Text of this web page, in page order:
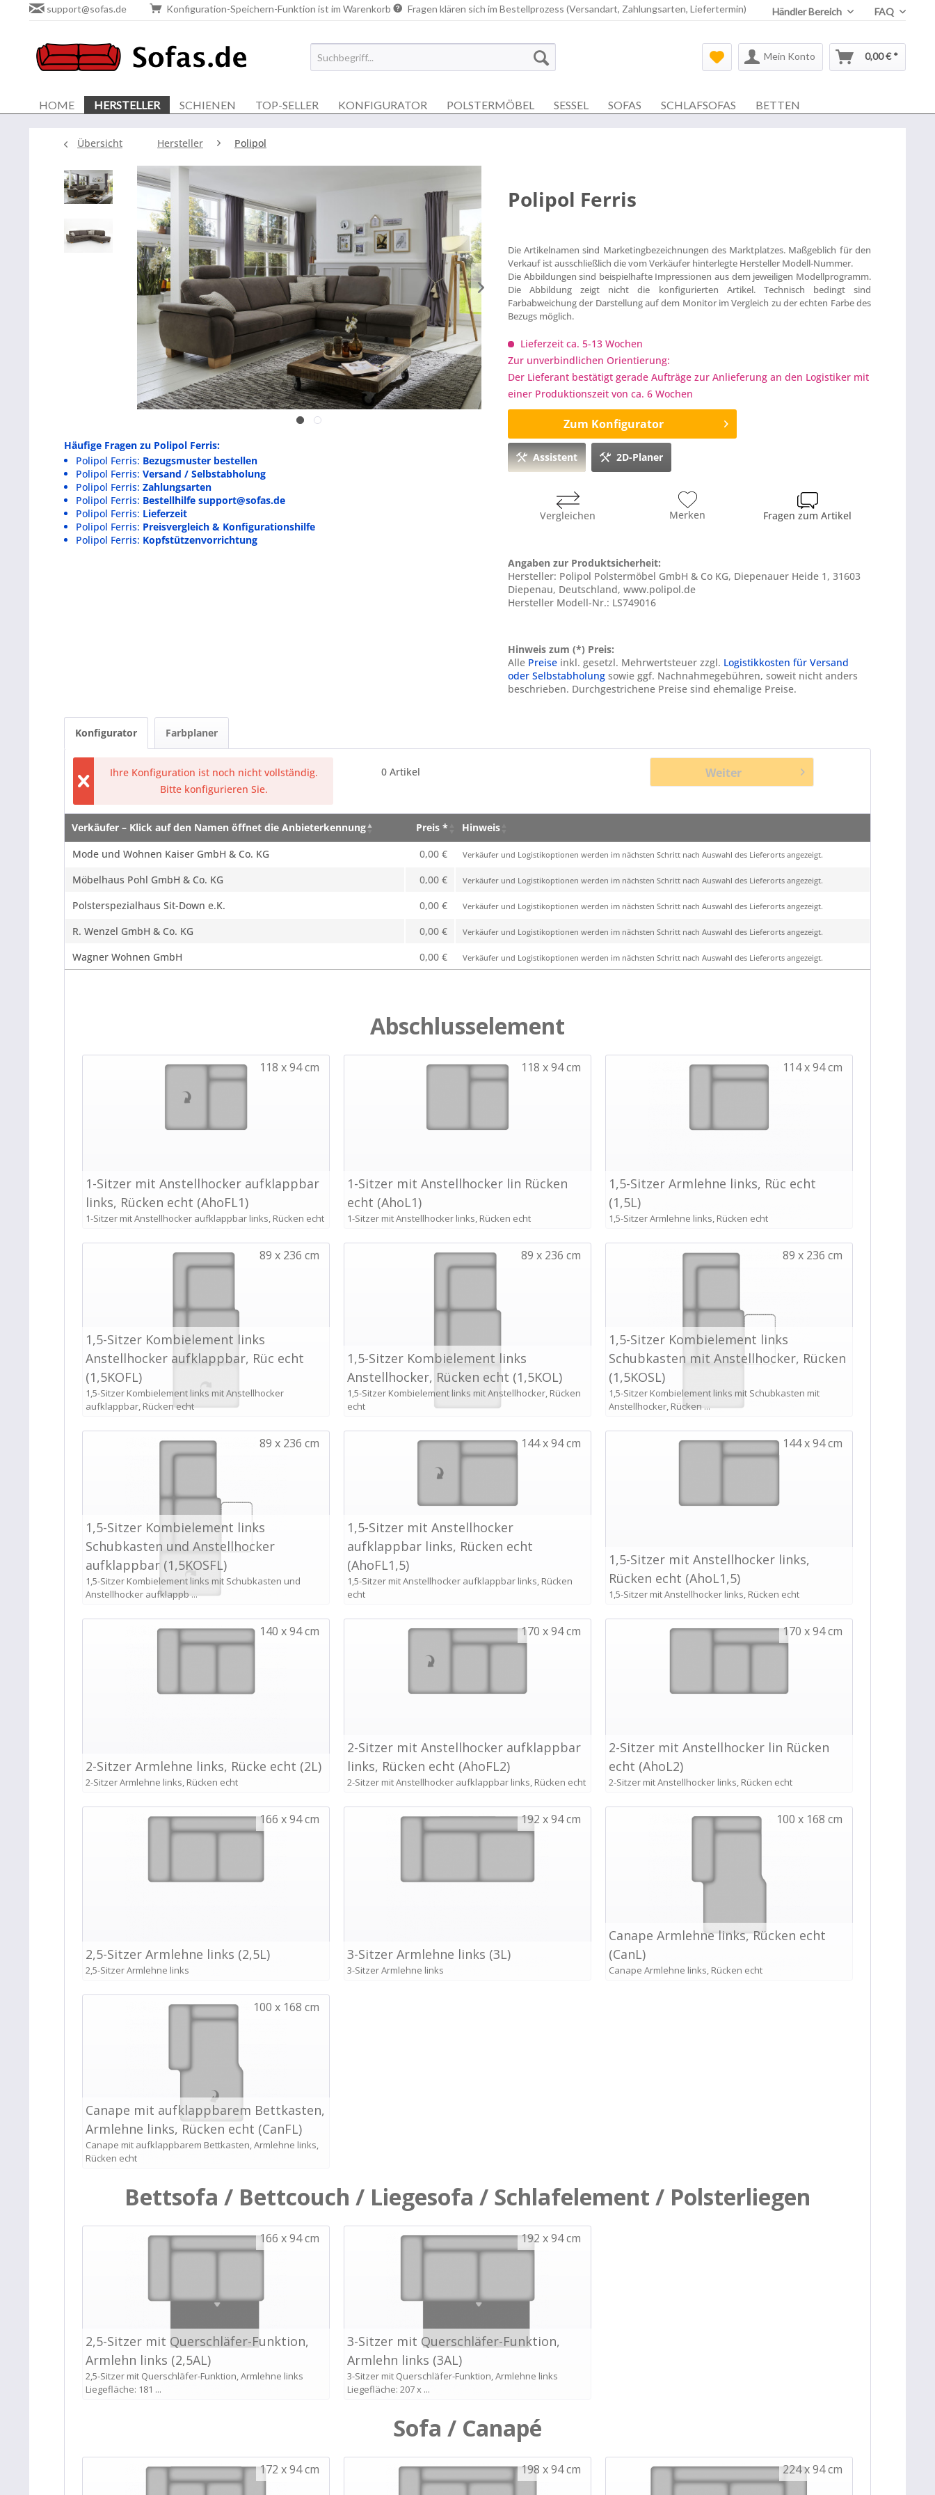
support@sofas.de Konfiguration-Speichern-Funktion ist im Warenkorb Fragen klären sich im Bestellprozess (Versandart, Zahlungsarten, Liefertermin) Händler Bereich FAQ
Mein Konto 0,00 € *
HOME HERSTELLER SCHIENEN TOP-SELLER KONFIGURATOR POLSTERMÖBEL SESSEL SOFAS SCHLAFSOFAS BETTEN
Übersicht Hersteller Polipol
Häufige Fragen zu Polipol Ferris:
Polipol Ferris: Bezugsmuster bestellen
Polipol Ferris: Versand / Selbstabholung
Polipol Ferris: Zahlungsarten
Polipol Ferris: Bestellhilfe support@sofas.de
Polipol Ferris: Lieferzeit
Polipol Ferris: Preisvergleich & Konfigurationshilfe
Polipol Ferris: Kopfstützenvorrichtung
Polipol Ferris
Die Artikelnamen sind Marketingbezeichnungen des Marktplatzes. Maßgeblich für den
Verkauf ist ausschließlich die vom Verkäufer hinterlegte Hersteller Modell-Nummer.
Die Abbildungen sind beispielhafte Impressionen aus dem jeweiligen Modellprogramm.
Die Abbildung zeigt nicht die konfigurierten Artikel. Technisch bedingt sind
Farbabweichung der Darstellung auf dem Monitor im Vergleich zu der echten Farbe des
Bezugs möglich.
Lieferzeit ca. 5-13 Wochen
Zur unverbindlichen Orientierung:
Der Lieferant bestätigt gerade Aufträge zur Anlieferung an den Logistiker mit
einer Produktionszeit von ca. 6 Wochen
Zum Konfigurator
Assistent 2D-Planer
Vergleichen Merken Fragen zum Artikel
Angaben zur Produktsicherheit:
Hersteller: Polipol Polstermöbel GmbH & Co KG, Diepenauer Heide 1, 31603
Diepenau, Deutschland, www.polipol.de
Hersteller Modell-Nr.: LS749016
Hinweis zum (*) Preis:
Alle Preiseinkl. gesetzl. Mehrwertsteuer zzgl. Logistikkosten für Versand
oder Selbstabholungsowie ggf. Nachnahmegebühren, soweit nicht anders
beschrieben. Durchgestrichene Preise sind ehemalige Preise.
Konfigurator Farbplaner
Ihre Konfiguration ist noch nicht vollständig.
Bitte konfigurieren Sie.
0 Artikel Weiter
Verkäufer – Klick auf den Namen öffnet die Anbieterkennung Preis *
Hinweis
Verkäufer – Klick auf den Namen öffnet die Anbieterkennung
Preis *
Mode und Wohnen Kaiser GmbH & Co. KG 0,00 € Verkäufer und Logistikoptionen werden im nächsten Schritt nach Auswahl des Lieferorts angezeigt.
Möbelhaus Pohl GmbH & Co. KG 0,00 € Verkäufer und Logistikoptionen werden im nächsten Schritt nach Auswahl des Lieferorts angezeigt.
Polsterspezialhaus Sit-Down e.K. 0,00 € Verkäufer und Logistikoptionen werden im nächsten Schritt nach Auswahl des Lieferorts angezeigt.
R. Wenzel GmbH & Co. KG 0,00 € Verkäufer und Logistikoptionen werden im nächsten Schritt nach Auswahl des Lieferorts angezeigt.
Wagner Wohnen GmbH 0,00 € Verkäufer und Logistikoptionen werden im nächsten Schritt nach Auswahl des Lieferorts angezeigt.